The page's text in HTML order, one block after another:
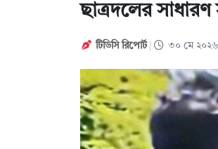
ছাত্রদলের
টিডিসি রিপোর্ট ৩০ মে